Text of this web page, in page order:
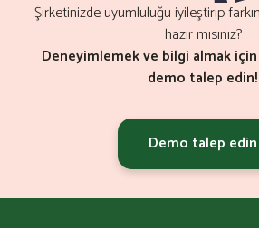
Şirketinizde uyumluluğu iyileştirip
hazır mısınız?
Deneyimlemek ve bilgi almak
demo talep edin!
Demo talep edin